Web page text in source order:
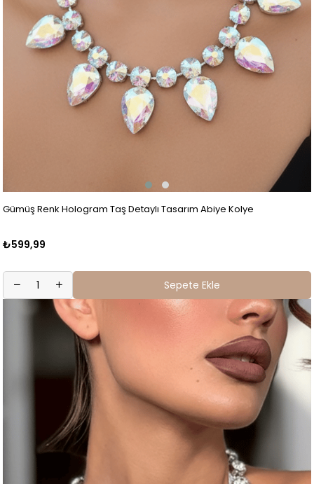
Gümüş Renk Hologram Taş Detaylı Tasarım Abiye Kolye
₺599,99
Sepete Ekle